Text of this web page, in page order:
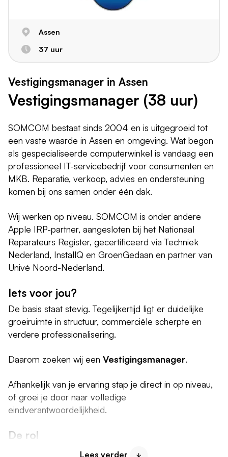
Assen
37 uur
Vestigingsmanager in Assen
Vestigingsmanager (38 uur)
SOMCOM bestaat sinds 2004 en is uitgegroeid tot
een vaste waarde in Assen en omgeving. Wat begon
als gespecialiseerde computerwinkel is vandaag een
professioneel IT-servicebedrijf voor consumenten en
MKB. Reparatie, verkoop, advies en ondersteuning
komen bij ons samen onder één dak.
Wij werken op niveau. SOMCOM is onder andere
Apple IRP-partner, aangesloten bij het Nationaal
Reparateurs Register, gecertificeerd via Techniek
Nederland, InstallQ en GroenGedaan en partner van
Univé Noord-Nederland.
Iets voor jou?
De basis staat stevig. Tegelijkertijd ligt er duidelijke
groeiruimte in structuur, commerciële scherpte en
verdere professionalisering.
Daarom zoeken wij een Vestigingsmanager.
Afhankelijk van je ervaring stap je direct in op niveau,
of groei je door naar volledige
eindverantwoordelijkheid.
De rol
Als bedrijfsleider / vestigingsmanager ben je
Lees verder